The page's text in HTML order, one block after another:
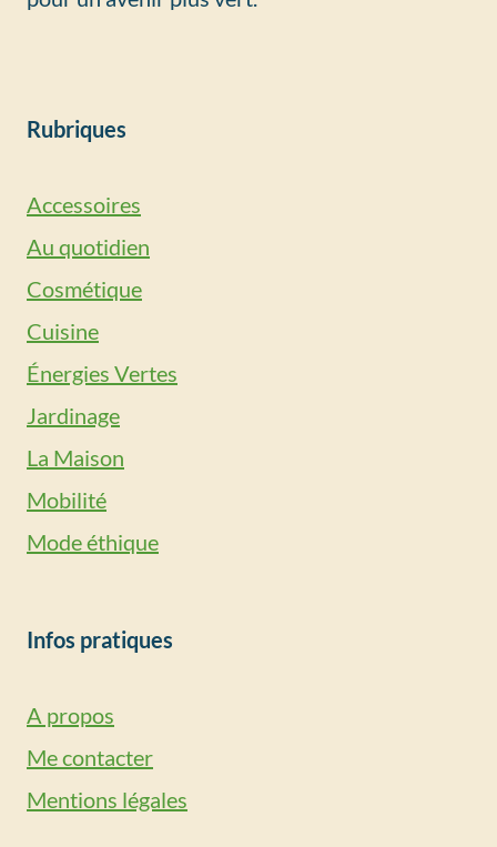
Rubriques
Accessoires
Au quotidien
Cosmétique
Cuisine
Énergies Vertes
Jardinage
La Maison
Mobilité
Mode éthique
Infos pratiques
A propos
Me contacter
Mentions légales